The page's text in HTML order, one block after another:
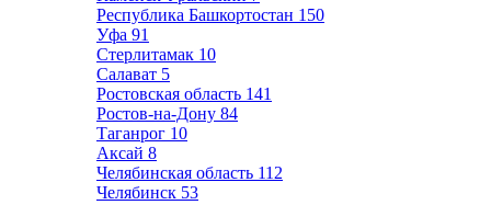
Республика Башкортостан 150
Уфа 91
Стерлитамак 10
Салават 5
Ростовская область 141
Ростов-на-Дону 84
Таганрог 10
Аксай 8
Челябинская область 112
Челябинск 53